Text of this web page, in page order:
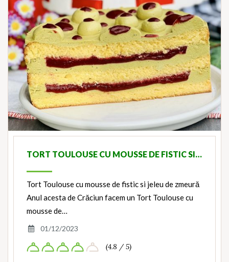
TORT TOULOUSE CU MOUSSE DE FISTIC SI…
Tort Toulouse cu mousse de fistic si jeleu de zmeură
Anul acesta de Crăciun facem un Tort Toulouse cu
mousse de…
01/12/2023
(4.8 / 5)